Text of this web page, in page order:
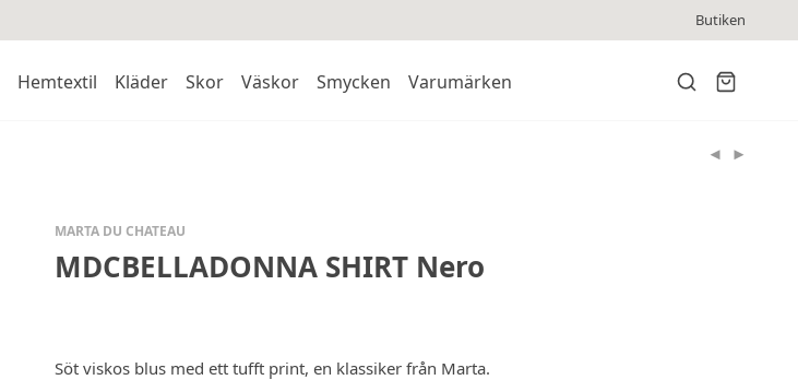
Butiken
Hemtextil Kläder Skor Väskor Smycken Varumärken
MARTA DU CHATEAU
MDCBELLADONNA SHIRT Nero
Söt viskos blus med ett tufft print, en klassiker från Marta.